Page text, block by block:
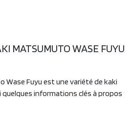
MATSUMUTO WASE FUYU
Wase Fuyu est une variété de kaki
quelques informations clés à propos